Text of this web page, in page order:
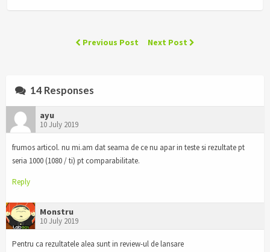
Previous Post Next Post
14 Responses
ayu
10 July 2019
frumos articol. nu mi.am dat seama de ce nu apar in teste si rezultate pt
seria 1000 (1080 / ti) pt comparabilitate.
Reply
Monstru
10 July 2019
Pentru ca rezultatele alea sunt in review-ul de lansare